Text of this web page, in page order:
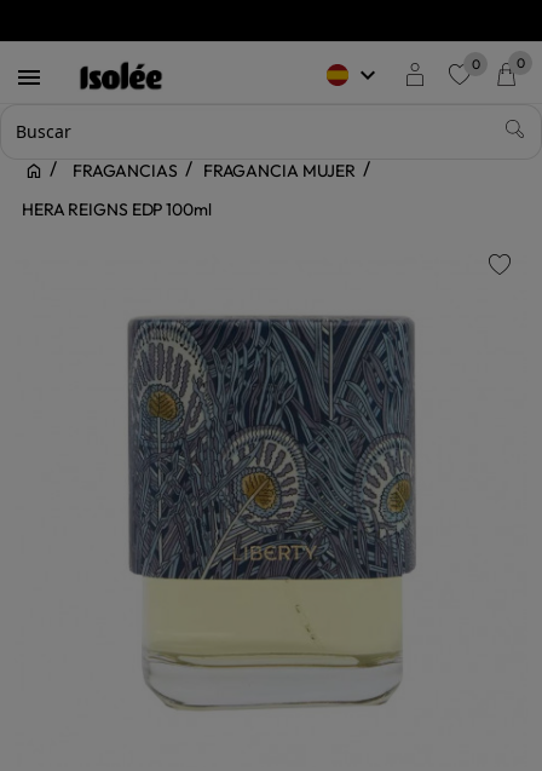
 keyboard_arrow_down 0 0
FRAGANCIAS
FRAGANCIA MUJER
HERA REIGNS EDP 100ml